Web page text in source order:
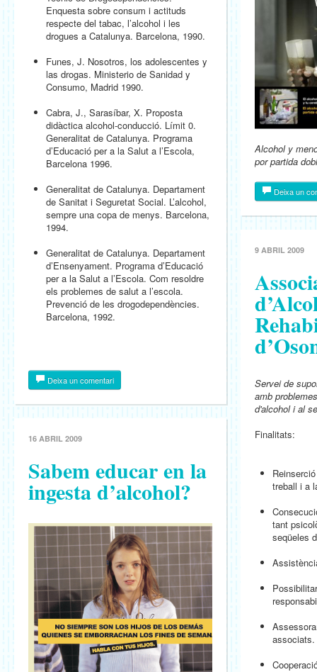
Enquesta sobre consum i actituds
respecte del tabac, l’alcohol i les
drogues a Catalunya. Barcelona, 1990.
Funes, J. Nosotros, los adolescentes y
las drogas. Ministerio de Sanidad y
Consumo, Madrid 1990.
Cabra, J., Sarasíbar, X. Proposta
didàctica alcohol-conducció. Límit 0.
Generalitat de Catalunya. Programa
d’Educació per a la Salut a l’Escola,
Barcelona 1996.
Generalitat de Catalunya. Departament
de Sanitat i Seguretat Social. L’alcohol,
sempre una copa de menys. Barcelona,
1994.
Generalitat de Catalunya. Departament
d’Ensenyament. Programa d’Educació
per a la Salut a l’Escola. Com resoldre
els problemes de salut a l’escola.
Prevenció de les drogodependències.
Barcelona, 1992.
Deixa un comentari
16 ABRIL 2009
Sabem educar en la
ingesta d’alcohol?
Alcohol y
por partida
Deixa un
9 ABRIL 2009
Servei de
amb
d'alcohol i al
Finalitats:
treball i a
tant
seqüeles
associats.